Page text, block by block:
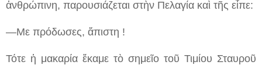
ἀνθρώπινη, παρουσιάζεται στὴν Πελαγία καὶ τῆς εἶπε:
—Με πρόδωσες, ἄπιστη !
Τότε ἡ μακαρία ἔκαμε τὸ σημεῖο τοῦ Τιμίου Σταυροῦ